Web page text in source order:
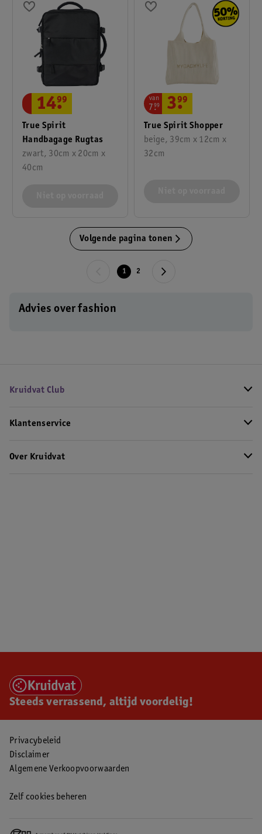
True Spirit
Handbagage Rugtas
zwart, 30cm x 20cm x
40cm
14.
99
True Spirit Shopper
beige, 39cm x 12cm x
32cm
van
7.
99 3.
99
Volgende pagina tonen
1 2
Advies over fashion
Kruidvat Club
Klantenservice
Over Kruidvat
Steeds verrassend, altijd voordelig!
Privacybeleid
Disclaimer
Algemene Verkoopvoorwaarden
Zelf cookies beheren